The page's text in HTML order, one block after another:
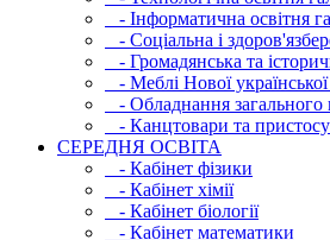
- Інфopматична освітня
- Соціальна і
- Громадянська та
- Меблі Нової
- Обладнання загального
- Канцтовари та
СЕРЕДНЯ ОСВIТА
- Кабінет фізики
- Кабінет хімії
- Кабінет біології
- Кабінет математики